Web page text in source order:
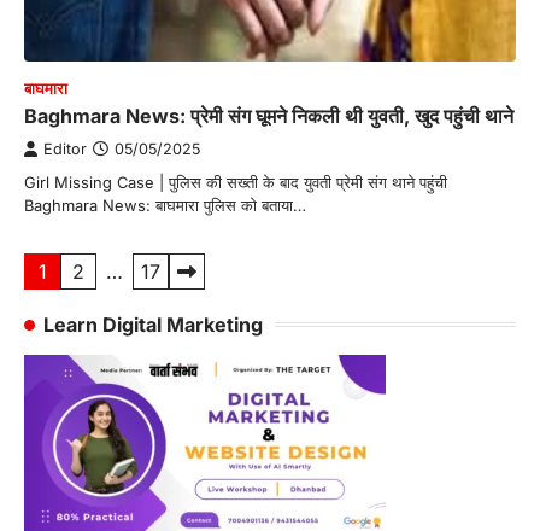
बाघमारा
Baghmara News: प्रेमी संग घूमने निकली थी युवती, खुद पहुंची थाने
Editor 05/05/2025
Girl Missing Case | पुलिस की सख्ती के बाद युवती प्रेमी संग थाने पहुंची
Baghmara News: बाघमारा पुलिस को बताया…
Posts
1 2 … 17
Learn Digital Marketing